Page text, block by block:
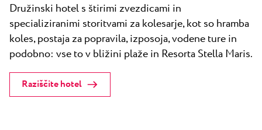
Družinski hotel s štirimi zvezdicami in
specializiranimi storitvami za kolesarje, kot so hramba
koles, postaja za popravila, izposoja, vodene ture in
podobno: vse to v bližini plaže in Resorta Stella Maris.
Raziščite hotel